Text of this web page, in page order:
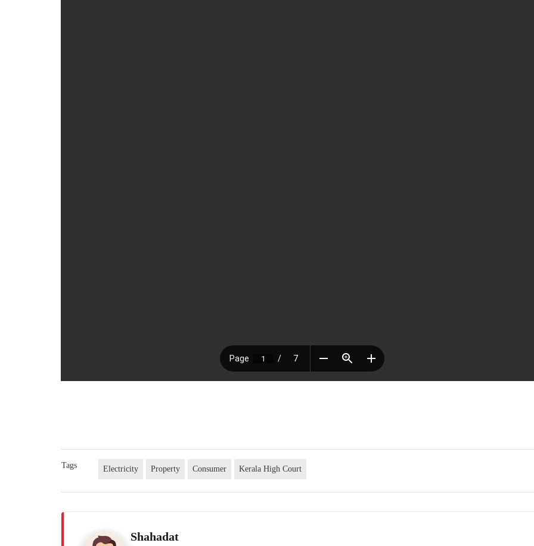
Tags Electricity Property Consumer Kerala High Court
Shahadat